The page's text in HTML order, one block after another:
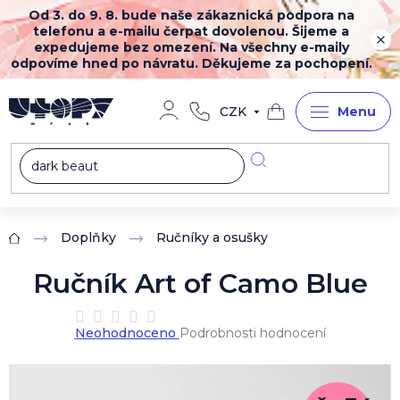
Přejít
na
obsah
Od 3. do 9. 8. bude naše zákaznická podpora na
telefonu a e-mailu čerpat dovolenou. Šijeme a
expedujeme bez omezení. Na všechny e-maily
odpovíme hned po návratu. Děkujeme za pochopení.
CZK
Nákupní
košík
Domů Doplňky Ručníky a osušky
Ručník Art of Camo Blue
Průměrné
hodnocení
Neohodnoceno Podrobnosti hodnocení